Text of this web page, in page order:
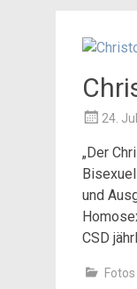
24.
„Der
und
CSD
Fotos